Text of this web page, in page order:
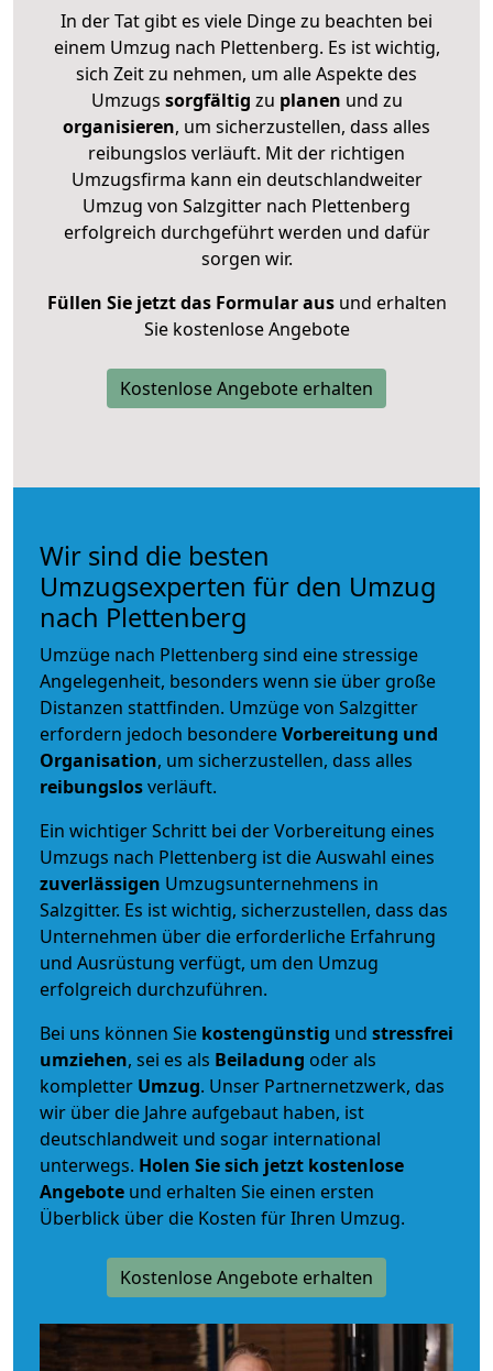
In der Tat gibt es viele Dinge zu beachten bei
einem Umzug nach Plettenberg. Es ist wichtig,
sich Zeit zu nehmen, um alle Aspekte des
Umzugs sorgfältig zu planen und zu
organisieren, um sicherzustellen, dass alles
reibungslos verläuft. Mit der richtigen
Umzugsfirma kann ein deutschlandweiter
Umzug von Salzgitter nach Plettenberg
erfolgreich durchgeführt werden und dafür
sorgen wir.
Füllen Sie jetzt das Formular ausund erhalten
Sie kostenlose Angebote
Kostenlose Angebote erhalten
Wir sind die besten
Umzugsexperten für den Umzug
nach Plettenberg
Umzüge nach Plettenberg sind eine stressige
Angelegenheit, besonders wenn sie über große
Distanzen stattfinden. Umzüge von Salzgitter
erfordern jedoch besondereVorbereitung und
Organisation, um sicherzustellen, dass alles
reibungslosverläuft.
Ein wichtiger Schritt bei der Vorbereitung eines
Umzugs nach Plettenberg ist die Auswahl eines
zuverlässigen Umzugsunternehmens in
Salzgitter. Es ist wichtig, sicherzustellen, dass das
Unternehmen über die erforderliche Erfahrung
und Ausrüstung verfügt, um den Umzug
erfolgreich durchzuführen.
Bei uns können Sie kostengünstig und stressfrei
umziehen, sei es als Beiladung oder als
kompletter Umzug. Unser Partnernetzwerk, das
wir über die Jahre aufgebaut haben, ist
deutschlandweit und sogar international
unterwegs. Holen Sie sich jetzt kostenlose
Angebote und erhalten Sie einen ersten
Überblick über die Kosten für Ihren Umzug.
Kostenlose Angebote erhalten